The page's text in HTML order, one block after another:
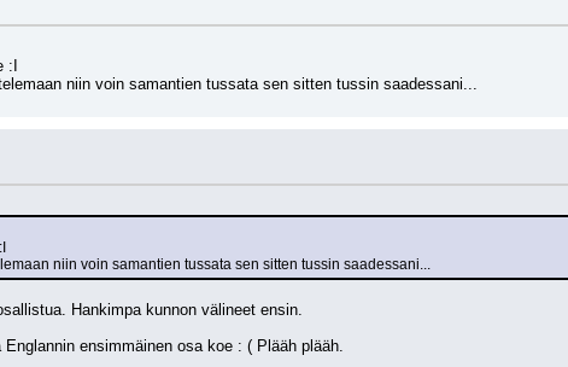
:I
niin voin samantien tussata sen sitten tussin saadessani...
niin voin samantien tussata sen sitten tussin saadessani...
Hankimpa kunnon välineet ensin.
ensimmäinen osa koe : ( Plääh plääh.